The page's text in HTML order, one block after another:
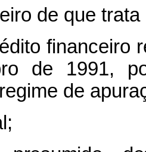
de que
financeiro
de 1991,
de